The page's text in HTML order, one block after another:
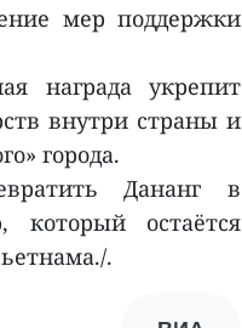
мер поддержки
награда укрепит
внутри страны и
города.
Дананг в
который остаётся
.